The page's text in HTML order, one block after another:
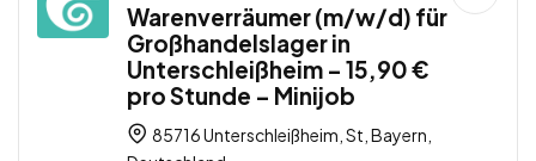
Warenverräumer (m/w/d) für
Großhandelslager in
Unterschleißheim – 15,90 €
pro Stunde – Minijob
85716 Unterschleißheim, St, Bayern,